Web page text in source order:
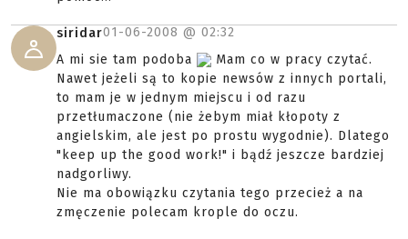
siridar01-06-2008 @ 02:32
A mi sie tam podoba
Mam co w pracy czytać.
Nawet jeżeli są to kopie newsów z innych portali,
to mam je w jednym miejscu i od razu
przetłumaczone (nie żebym miał kłopoty z
angielskim, ale jest po prostu wygodnie). Dlatego
"keep up the good work!" i bądź jeszcze bardziej
nadgorliwy.
Nie ma obowiązku czytania tego przecież a na
zmęczenie polecam krople do oczu.